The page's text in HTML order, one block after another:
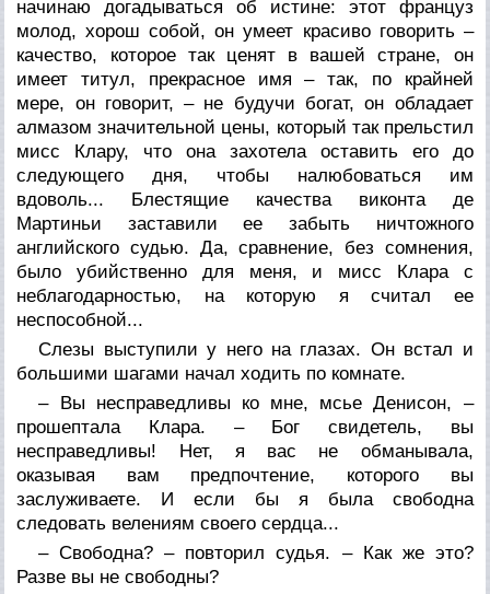
начинаю догадываться об истине: этот француз
молод, хорош собой, он умеет красиво говорить –
качество, которое так ценят в вашей стране, он
имеет титул, прекрасное имя – так, по крайней
мере, он говорит, – не будучи богат, он обладает
алмазом значительной цены, который так прельстил
мисс Клару, что она захотела оставить его до
следующего дня, чтобы налюбоваться им
вдоволь... Блестящие качества виконта де
Мартиньи заставили ее забыть ничтожного
английского судью. Да, сравнение, без сомнения,
было убийственно для меня, и мисс Клара с
неблагодарностью, на которую я считал ее
неспособной...
Слезы выступили у него на глазах. Он встал и
большими шагами начал ходить по комнате.
– Вы несправедливы ко мне, мсье Денисон, –
прошептала Клара. – Бог свидетель, вы
несправедливы! Нет, я вас не обманывала,
оказывая вам предпочтение, которого вы
заслуживаете. И если бы я была свободна
следовать велениям своего сердца...
– Свободна? – повторил судья. – Как же это?
Разве вы не свободны?